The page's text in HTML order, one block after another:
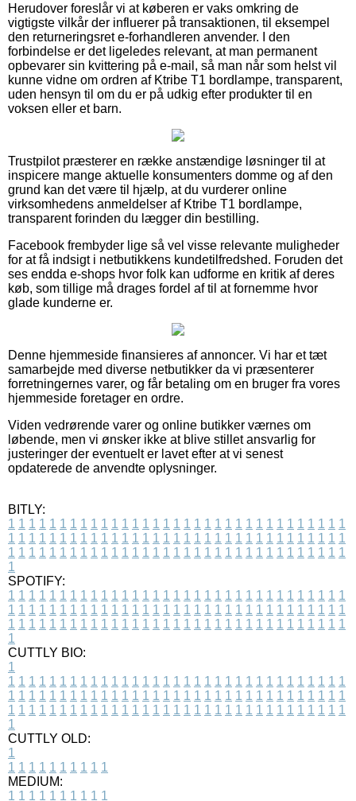
Herudover foreslår vi at køberen er vaks omkring de
vigtigste vilkår der influerer på transaktionen, til eksempel
den returneringsret e-forhandleren anvender. I den
forbindelse er det ligeledes relevant, at man permanent
opbevarer sin kvittering på e-mail, så man når som helst vil
kunne vidne om ordren af Ktribe T1 bordlampe, transparent,
uden hensyn til om du er på udkig efter produkter til en
voksen eller et barn.
Trustpilot præsterer en række anstændige løsninger til at
inspicere mange aktuelle konsumenters domme og af den
grund kan det være til hjælp, at du vurderer online
virksomhedens anmeldelser af Ktribe T1 bordlampe,
transparent forinden du lægger din bestilling.
Facebook frembyder lige så vel visse relevante muligheder
for at få indsigt i netbutikkens kundetilfredshed. Foruden det
ses endda e-shops hvor folk kan udforme en kritik af deres
køb, som tillige må drages fordel af til at fornemme hvor
glade kunderne er.
Denne hjemmeside finansieres af annoncer. Vi har et tæt
samarbejde med diverse netbutikker da vi præsenterer
forretningernes varer, og får betaling om en bruger fra vores
hjemmeside foretager en ordre.
Viden vedrørende varer og online butikker værnes om
løbende, men vi ønsker ikke at blive stillet ansvarlig for
justeringer der eventuelt er lavet efter at vi senest
opdaterede de anvendte oplysninger.
BITLY:
1 1 1 1 1 1 1 1 1 1 1 1 1 1 1 1 1 1 1 1 1 1 1 1 1 1 1 1 1 1 1 1 1
1 1 1 1 1 1 1 1 1 1 1 1 1 1 1 1 1 1 1 1 1 1 1 1 1 1 1 1 1 1 1 1 1
1 1 1 1 1 1 1 1 1 1 1 1 1 1 1 1 1 1 1 1 1 1 1 1 1 1 1 1 1 1 1 1 1
1
SPOTIFY:
1 1 1 1 1 1 1 1 1 1 1 1 1 1 1 1 1 1 1 1 1 1 1 1 1 1 1 1 1 1 1 1 1
1 1 1 1 1 1 1 1 1 1 1 1 1 1 1 1 1 1 1 1 1 1 1 1 1 1 1 1 1 1 1 1 1
1 1 1 1 1 1 1 1 1 1 1 1 1 1 1 1 1 1 1 1 1 1 1 1 1 1 1 1 1 1 1 1 1
1
CUTTLY BIO:
1
1 1 1 1 1 1 1 1 1 1 1 1 1 1 1 1 1 1 1 1 1 1 1 1 1 1 1 1 1 1 1 1 1
1 1 1 1 1 1 1 1 1 1 1 1 1 1 1 1 1 1 1 1 1 1 1 1 1 1 1 1 1 1 1 1 1
1 1 1 1 1 1 1 1 1 1 1 1 1 1 1 1 1 1 1 1 1 1 1 1 1 1 1 1 1 1 1 1 1
1
CUTTLY OLD:
1
1 1 1 1 1 1 1 1 1 1
MEDIUM:
1 1 1 1 1 1 1 1 1 1